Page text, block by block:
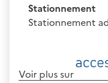
Stationnement
Stationnement
Voir plus sur